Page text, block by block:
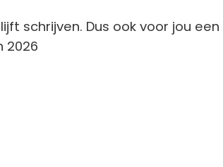
schrijven. Dus ook voor jou
2026